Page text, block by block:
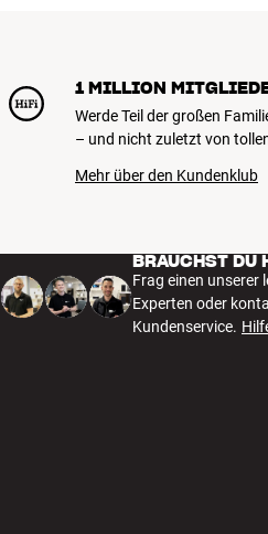
1 MILLION
Werde Teil der großen
– und nicht zuletzt von
Mehr über den Kundenklub
BRAUCHST DU
Frag einen unserer
Experten oder
Kundenservice.